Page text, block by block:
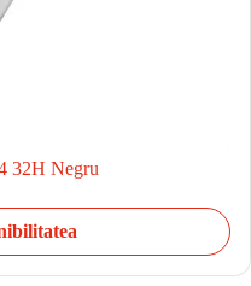
32H Negru